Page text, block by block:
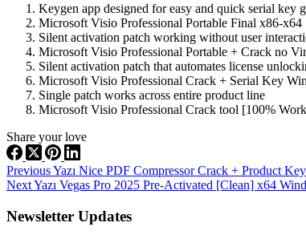
Keygen app designed for easy and quick serial key
Microsoft Visio Professional Portable Final x86-
Silent activation patch working without user
Microsoft Visio Professional Portable + Crack no
Silent activation patch that automates license
Microsoft Visio Professional Crack + Serial Key
Single patch works across entire product line
Microsoft Visio Professional Crack tool [100%
Share your love
PreviousYazı Nice PDF Compressor Crack + Product
NextYazı Vegas Pro 2025 Pre-Activated [Clean] x64
Newsletter Updates